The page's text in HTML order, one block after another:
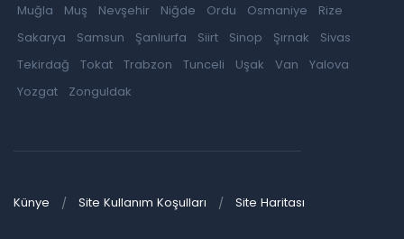
Muğla Muş Nevşehir Niğde Ordu Osmaniye
Rize
Sakarya
Samsun Şanlıurfa Siirt Sinop Şırnak
Sivas
Tekirdağ
Tokat Trabzon Tunceli Uşak Van
Yalova
Yozgat
Zonguldak
Künye Site Kullanım Koşulları Site Haritası